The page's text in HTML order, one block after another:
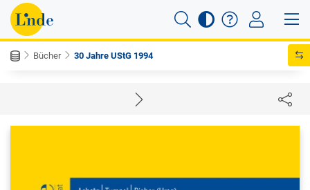
Bücher 30 Jahre UStG 1994